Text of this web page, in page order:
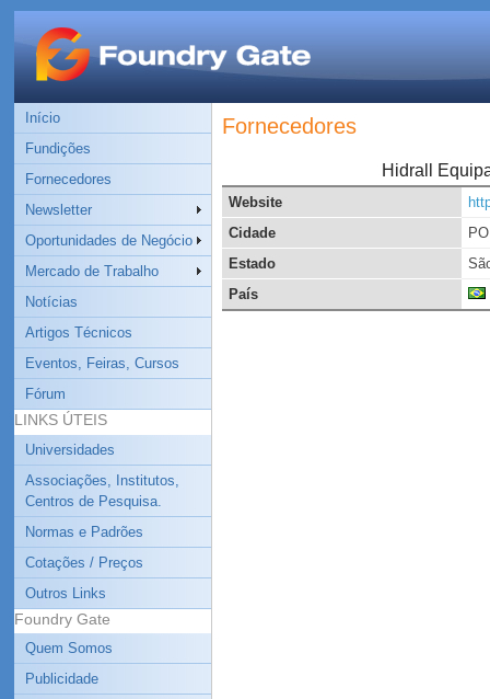
Início
Fundições
Fornecedores
Newsletter
Oportunidades de Negócio
Mercado de Trabalho
Notícias
Artigos Técnicos
Eventos, Feiras, Cursos
Fórum
LINKS ÚTEIS
Universidades
Associações, Institutos,
Centros de Pesquisa.
Normas e Padrões
Cotações / Preços
Outros Links
Foundry Gate
Quem Somos
Publicidade
Fornecedores
Hidrall
Website
Cidade
Estado
País